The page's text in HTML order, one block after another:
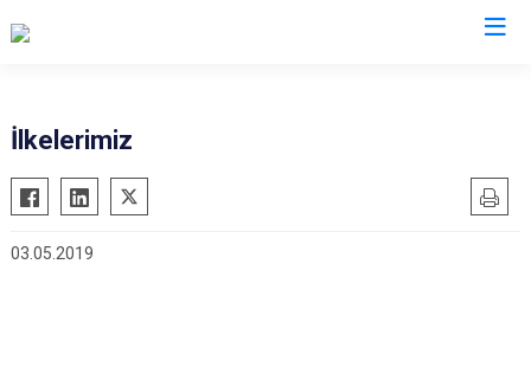
İlkelerimiz
03.05.2019